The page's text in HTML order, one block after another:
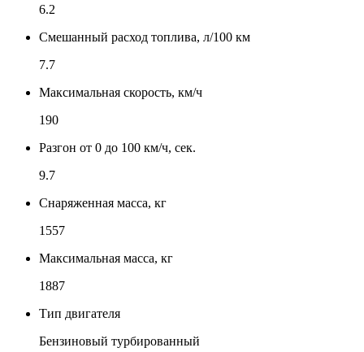
6.2
Смешанный расход топлива, л/100 км
7.7
Максимальная скорость, км/ч
190
Разгон от 0 до 100 км/ч, сек.
9.7
Снаряженная масса, кг
1557
Максимальная масса, кг
1887
Тип двигателя
Бензиновый турбированный